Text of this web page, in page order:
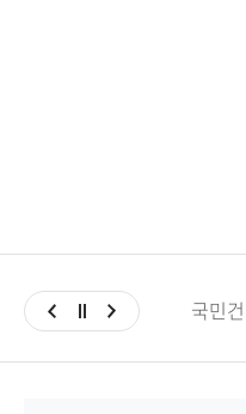
국민